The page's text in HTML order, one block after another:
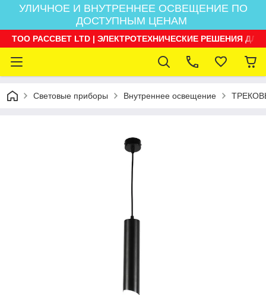
УЛИЧНОЕ И ВНУТРЕННЕЕ ОСВЕЩЕНИЕ ПО
ДОСТУПНЫМ ЦЕНАМ
ТОО РАССВЕТ LTD | ЭЛЕКТРОТЕХНИЧЕСКИЕ РЕШЕНИЯ
Световые приборы Внутреннее освещение